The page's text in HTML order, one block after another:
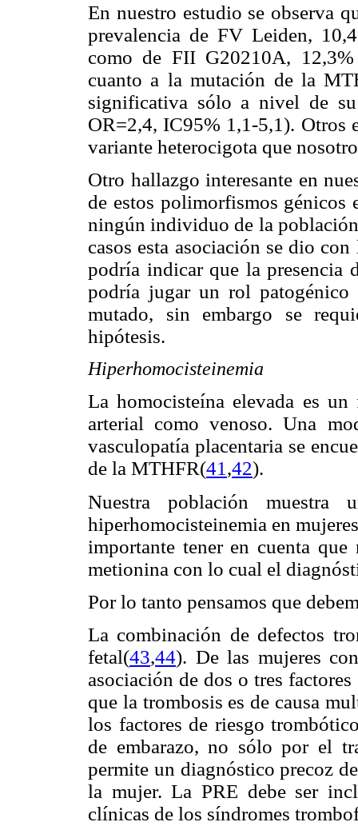
En nuestro estudio se observa
prevalencia de FV Leiden,
como de FII G20210A,
cuanto a la mutación de la
significativa sólo a nivel de
OR=2,4, IC95% 1,1-5,1). Otros
variante heterocigota que
Otro hallazgo interesante en
de estos polimorfismos génicos
ningún individuo de la
casos esta asociación se dio
podría indicar que la presencia
podría jugar un rol
mutado, sin embargo se
hipótesis.
Hiperhomocisteinemia
La homocisteína elevada es
arterial como venoso. Una
vasculopatía placentaria se
de la MTHFR(41,42).
Nuestra población muestra
hiperhomocisteinemia en
importante tener en cuenta
metionina con lo cual el
Por lo tanto pensamos que
La combinación de defectos
fetal(43,44). De las mujeres
asociación de dos o tres
que la trombosis es de causa
los factores de riesgo
de embarazo, no sólo por el
permite un diagnóstico precoz
la mujer. La PRE debe ser
clínicas de los síndromes